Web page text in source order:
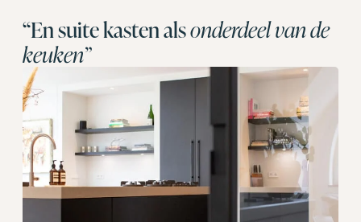
“En suite kasten alsonderdeel van de
keuken”